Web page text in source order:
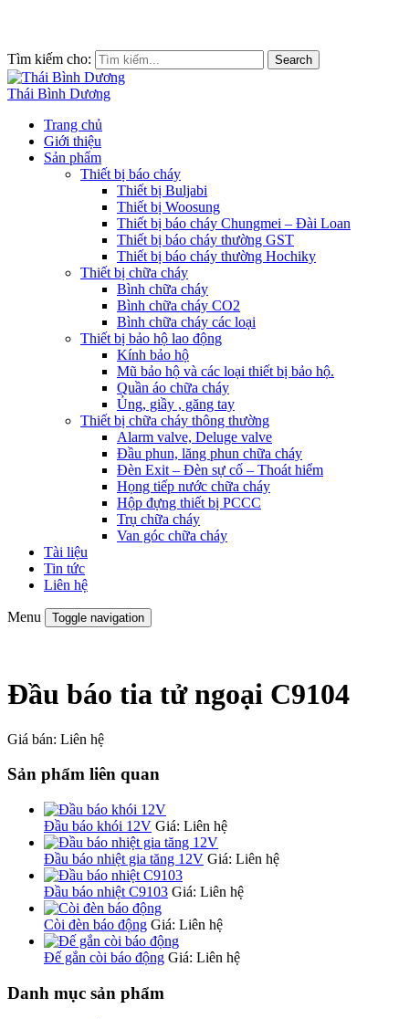
Tìm kiếm cho: Search
Thái Bình Dương
Trang chủ
Giới thiệu
Sản phẩm
Thiết bị báo cháy
Thiết bị Buljabi
Thiết bị Woosung
Thiết bị báo cháy Chungmei – Đài Loan
Thiết bị báo cháy thường GST
Thiết bị báo cháy thường Hochiky
Thiết bị chữa cháy
Bình chữa cháy
Bình chữa cháy CO2
Bình chữa cháy các loại
Thiết bị bảo hộ lao động
Kính bảo hộ
Mũ bảo hộ và các loại thiết bị bảo hộ.
Quần áo chữa cháy
Ủng, giầy , găng tay
Thiết bị chữa cháy thông thường
Alarm valve, Deluge valve
Đầu phun, lăng phun chữa cháy
Đèn Exit – Đèn sự cố – Thoát hiểm
Họng tiếp nước chữa cháy
Hộp đựng thiết bị PCCC
Trụ chữa cháy
Van góc chữa cháy
Tài liệu
Tin tức
Liên hệ
Menu Toggle navigation
Đầu báo tia tử ngoại C9104
Giá bán: Liên hệ
Sản phẩm liên quan
Đầu báo khói 12V Giá: Liên hệ
Đầu báo nhiệt gia tăng 12V Giá: Liên hệ
Đầu báo nhiệt C9103 Giá: Liên hệ
Còi đèn báo động Giá: Liên hệ
Đế gắn còi báo động Giá: Liên hệ
Danh mục sản phẩm